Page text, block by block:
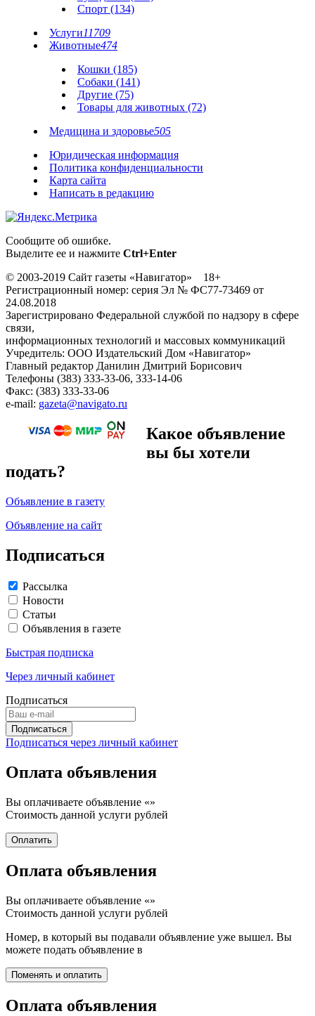
Спорт (134)
Услуги11709
Животные474
Кошки (185)
Собаки (141)
Другие (75)
Товары для животных (72)
Медицина и здоровье505
Юридическая информация
Политика конфиденциальности
Карта сайта
Написать в редакцию
Сообщите об ошибке.
Выделите ее и нажмите Ctrl+Enter
© 2003-2019 Сайт газеты «Навигатор» 18+
Регистрационный номер: серия Эл № ФС77-73469 от
24.08.2018
Зарегистрировано Федеральной службой по надзору в сфере
связи,
информационных технологий и массовых коммуникаций
Учредитель: ООО Издательский Дом «Навигатор»
Главный редактор Данилин Дмитрий Борисович
Телефоны (383) 333-33-06, 333-14-06
Факс: (383) 333-33-06
e-mail: gazeta@navigato.ru
Какое объявление
вы бы хотели
подать?
Объявление в газету
Объявление на сайт
Подписаться
Рассылка
Новости
Статьи
Объявления в газете
Быстрая подписка
Через личный кабинет
Подписаться
Подписаться через личный кабинет
Оплата объявления
Вы оплачиваете объявление «»
Стоимость данной услуги рублей
Оплата объявления
Вы оплачиваете объявление «»
Стоимость данной услуги рублей
Номер, в который вы подавали объявление уже вышел. Вы
можете подать объявление в
Оплата объявления